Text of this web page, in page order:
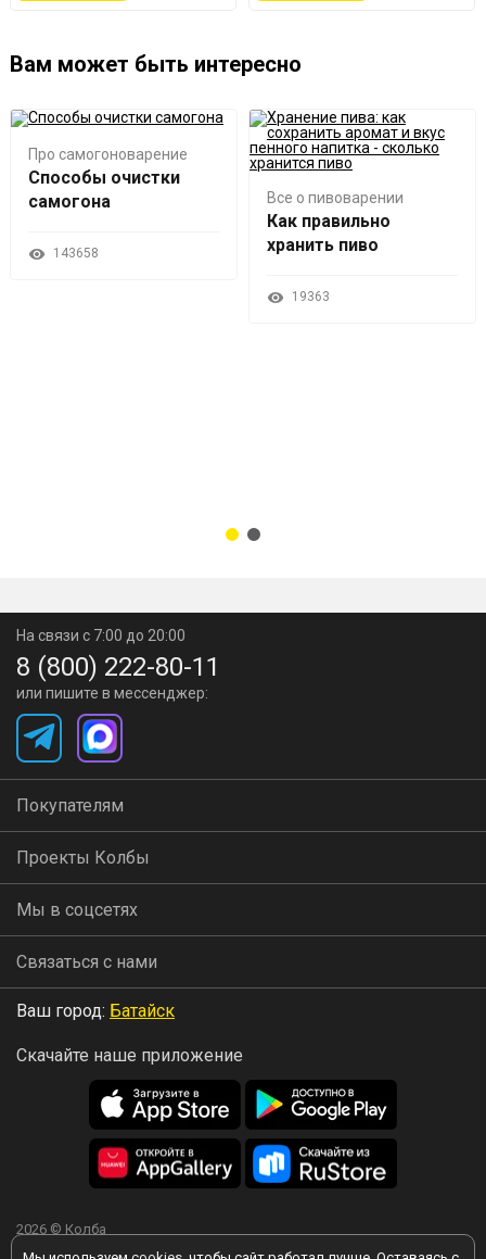
Вам может быть интересно
Про самогоноварение
Способы очистки
самогона
143658
Все о пивоварении
Как правильно
хранить пиво
19363
На связи с 7:00 до 20:00
8 (800) 222-80-11
или пишите в мессенджер:
Покупателям
Проекты Колбы
Мы в соцсетях
Связаться с нами
Ваш город: Батайск
Скачайте наше приложение
2026 © Колба